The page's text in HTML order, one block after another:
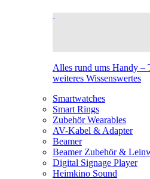
Alles rund ums Handy –
weiteres Wissenswertes
Smartwatches
Smart Rings
Zubehör Wearables
AV-Kabel & Adapter
Beamer
Beamer Zubehör &
Digital Signage Player
Heimkino Sound